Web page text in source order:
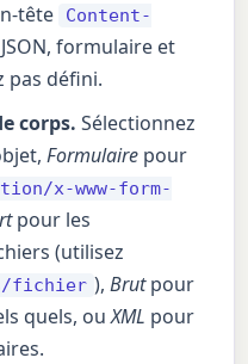
tête
Content-
formulaire et
pas défini.
corps. Sélectionnez
Formulaire pour
x-www-form-
pour les
(utilisez
fichier ), Brutpour
quels, ouXML pour